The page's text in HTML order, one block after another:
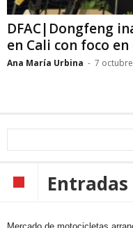
DFAC|Dongfeng
en Cali con foco en
Ana María Urbina - 7